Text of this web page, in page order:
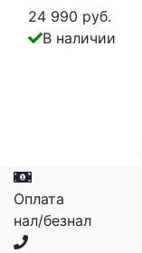
24 990 руб.
В наличии
Оплата
нал/безнал